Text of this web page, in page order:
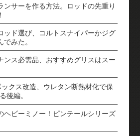
ンサーを作る方法。ロッドの先重り
ッド選び、コルトスナイパーかジグ
みた。
ンス必需品、おすすめグリスはスー
クス改造、ウレタン断熱材化で保
後編。
ヘビーミノー！ピンテールシリーズ